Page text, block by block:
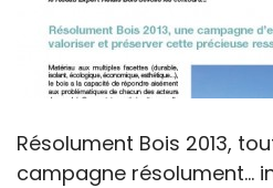
Résolument Bois 2013,
campagne résolument...